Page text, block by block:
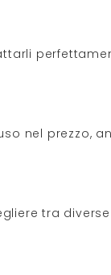
nel prezzo,
tra